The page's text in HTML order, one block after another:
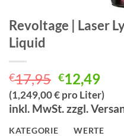
Revoltage | Laser
Liquid
€17,95
Preis
war:
€12,49
Preis
ist:
(1,249,00 € pro Liter)
inkl. MwSt. zzgl.
KATEGORIE
WERTE